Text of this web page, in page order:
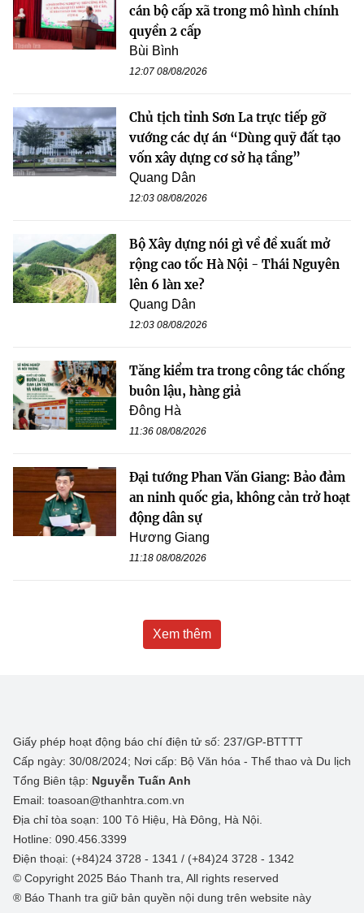
cán bộ cấp xã trong mô hình chính
quyền 2 cấp
Bùi Bình
12:07 08/08/2026
Chủ tịch tỉnh Sơn La trực tiếp gỡ
vướng các dự án “Dùng quỹ đất tạo
vốn xây dựng cơ sở hạ tầng”
Quang Dân
12:03 08/08/2026
Bộ Xây dựng nói gì về đề xuất mở
rộng cao tốc Hà Nội - Thái Nguyên
lên 6 làn xe?
Quang Dân
12:03 08/08/2026
Tăng kiểm tra trong công tác chống
buôn lậu, hàng giả
Đông Hà
11:36 08/08/2026
Đại tướng Phan Văn Giang: Bảo đảm
an ninh quốc gia, không cản trở hoạt
động dân sự
Hương Giang
11:18 08/08/2026
Xem thêm
Giấy phép hoạt động báo chí điện tử số: 237/GP-BTTTT
Cấp ngày: 30/08/2024; Nơi cấp: Bộ Văn hóa - Thể thao và Du lịch
Tổng Biên tập: Nguyễn Tuấn Anh
Email: toasoan@thanhtra.com.vn
Địa chỉ tòa soạn: 100 Tô Hiệu, Hà Đông, Hà Nội.
Hotline: 090.456.3399
Điện thoại: (+84)24 3728 - 1341 / (+84)24 3728 - 1342
© Copyright 2025 Báo Thanh tra, All rights reserved
® Báo Thanh tra giữ bản quyền nội dung trên website này